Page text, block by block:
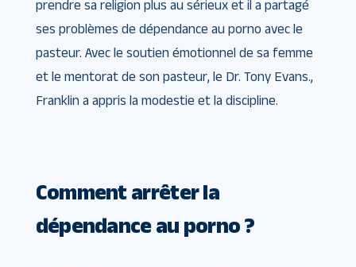
prendre sa religion plus au sérieux et il a partagé
ses problèmes de dépendance au porno avec le
pasteur. Avec le soutien émotionnel de sa femme
et le mentorat de son pasteur, le Dr. Tony Evans.,
Franklin a appris la modestie et la discipline.
Comment arrêter la
dépendance au porno ?